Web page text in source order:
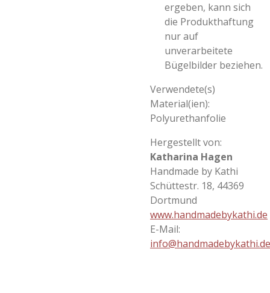
ergeben, kann sich
die Produkthaftung
nur auf
unverarbeitete
Bügelbilder beziehen.
Verwendete(s)
Material(ien):
Polyurethanfolie
Hergestellt von:
Katharina Hagen
Handmade by Kathi
Schüttestr. 18, 44369
Dortmund
www.handmadebykathi.de
E-Mail:
info@handmadebykathi.de